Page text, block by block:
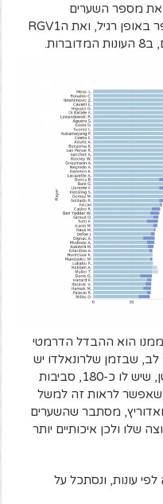
2 דברים – את מספר השערים
האבסולוטי (בכחול בהיר) כפי שנספר באופן רגיל, ואת הRGV1
הוא ההבדל הדרמטי
לב, שבזמן שלרונאלדו יש
כ-260 RGV1, הבא אחריו זה זלאטן, שיש לו כ-180, סביבות
שאפשר לראות זה למשל
מסתבר שהשערים
שלו ולכן איכותיים יותר
עונות, ונסתכל על